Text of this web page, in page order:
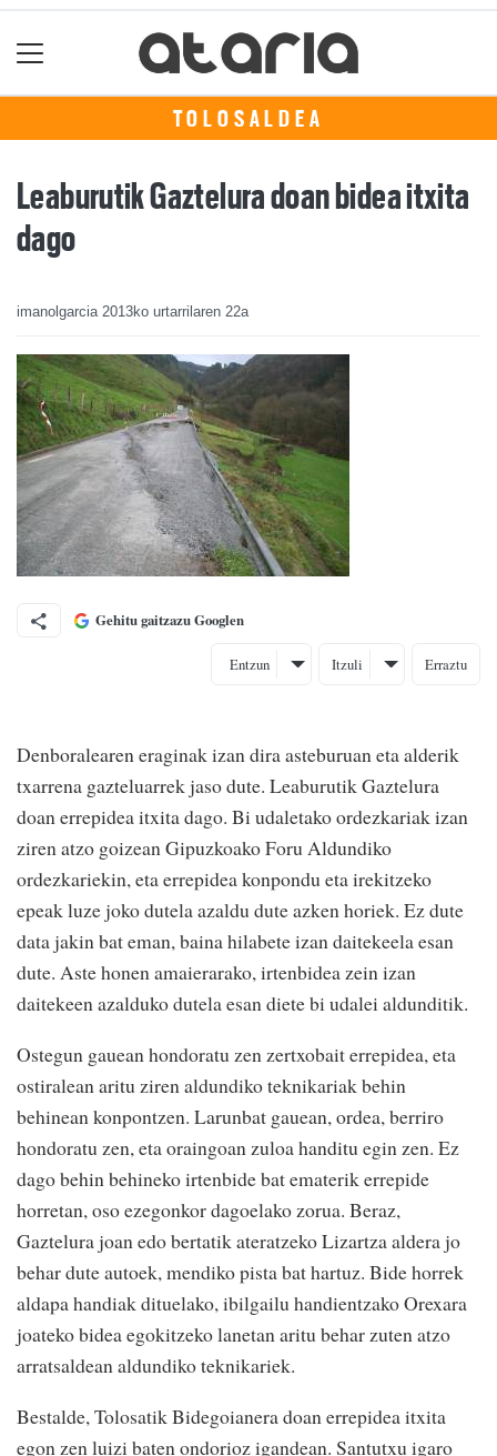
TOLOSALDEA
Leaburutik Gaztelura doan bidea itxita
dago
imanolgarcia 2013ko urtarrilaren 22a
Gehitu gaitzazu Googlen
Entzun Itzuli Erraztu
Denboralearen eraginak izan dira asteburuan eta alderik
txarrena gazteluarrek jaso dute. Leaburutik Gaztelura
doan errepidea itxita dago. Bi udaletako ordezkariak izan
ziren atzo goizean Gipuzkoako Foru Aldundiko
ordezkariekin, eta errepidea konpondu eta irekitzeko
epeak luze joko dutela azaldu dute azken horiek. Ez dute
data jakin bat eman, baina hilabete izan daitekeela esan
dute. Aste honen amaierarako, irtenbidea zein izan
daitekeen azalduko dutela esan diete bi udalei aldunditik.
Ostegun gauean hondoratu zen zertxobait errepidea, eta
ostiralean aritu ziren aldundiko teknikariak behin
behinean konpontzen. Larunbat gauean, ordea, berriro
hondoratu zen, eta oraingoan zuloa handitu egin zen. Ez
dago behin behineko irtenbide bat ematerik errepide
horretan, oso ezegonkor dagoelako zorua. Beraz,
Gaztelura joan edo bertatik ateratzeko Lizartza aldera jo
behar dute autoek, mendiko pista bat hartuz. Bide horrek
aldapa handiak dituelako, ibilgailu handientzako Orexara
joateko bidea egokitzeko lanetan aritu behar zuten atzo
arratsaldean aldundiko teknikariek.
Bestalde, Tolosatik Bidegoianera doan errepidea itxita
egon zen luizi baten ondorioz igandean. Santutxu igaro